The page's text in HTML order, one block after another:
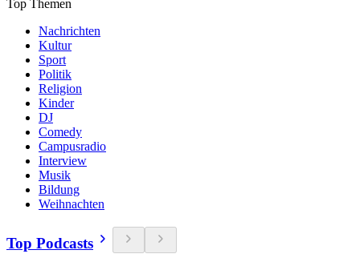
Top Themen
Nachrichten
Kultur
Sport
Politik
Religion
Kinder
DJ
Comedy
Campusradio
Interview
Musik
Bildung
Weihnachten
Top Podcasts